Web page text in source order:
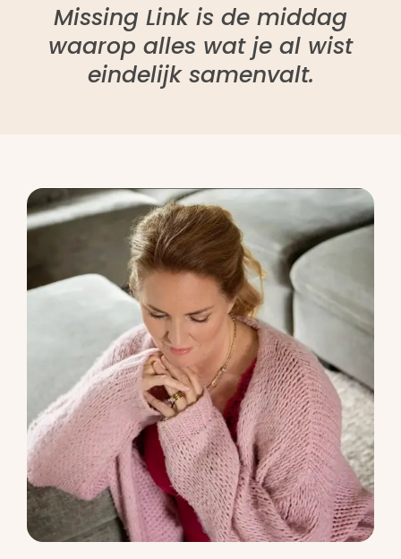
Missing Link is de middag
waarop alles wat je al wist
eindelijk samenvalt.